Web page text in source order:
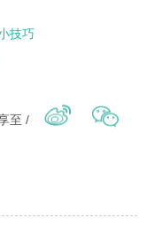
技巧
至 /